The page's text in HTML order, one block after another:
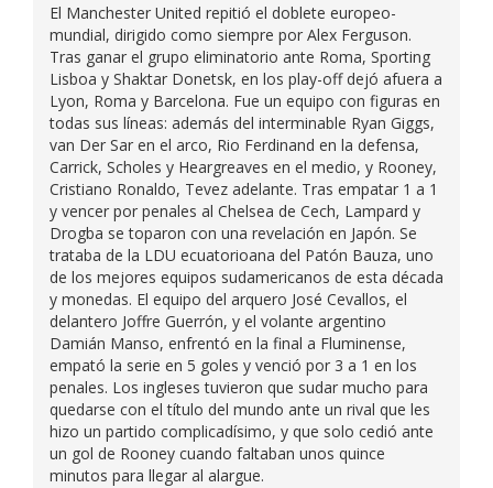
El Manchester United repitió el doblete europeo-
mundial, dirigido como siempre por Alex Ferguson.
Tras ganar el grupo eliminatorio ante Roma, Sporting
Lisboa y Shaktar Donetsk, en los play-off dejó afuera a
Lyon, Roma y Barcelona. Fue un equipo con figuras en
todas sus líneas: además del interminable Ryan Giggs,
van Der Sar en el arco, Rio Ferdinand en la defensa,
Carrick, Scholes y Heargreaves en el medio, y Rooney,
Cristiano Ronaldo, Tevez adelante. Tras empatar 1 a 1
y vencer por penales al Chelsea de Cech, Lampard y
Drogba se toparon con una revelación en Japón. Se
trataba de la LDU ecuatorioana del Patón Bauza, uno
de los mejores equipos sudamericanos de esta década
y monedas. El equipo del arquero José Cevallos, el
delantero Joffre Guerrón, y el volante argentino
Damián Manso, enfrentó en la final a Fluminense,
empató la serie en 5 goles y venció por 3 a 1 en los
penales. Los ingleses tuvieron que sudar mucho para
quedarse con el título del mundo ante un rival que les
hizo un partido complicadísimo, y que solo cedió ante
un gol de Rooney cuando faltaban unos quince
minutos para llegar al alargue.